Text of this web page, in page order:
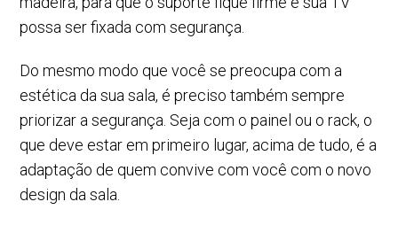
possa ser fixada com segurança.
Do mesmo modo que você se preocupa com a
estética da sua sala, é preciso também sempre
priorizar a segurança. Seja com o painel ou o rack, o
que deve estar em primeiro lugar, acima de tudo, é a
adaptação de quem convive com você com o novo
design da sala.